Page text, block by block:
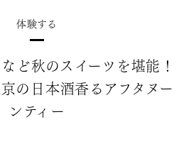
体験する
ど秋のスイーツを堪能！
の日本酒香るアフタヌー
ンティー